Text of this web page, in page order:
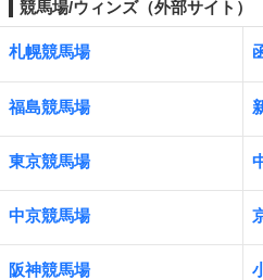
競馬場/ウィンズ（外部サイト）
札幌競馬場
福島競馬場
東京競馬場
中京競馬場
阪神競馬場